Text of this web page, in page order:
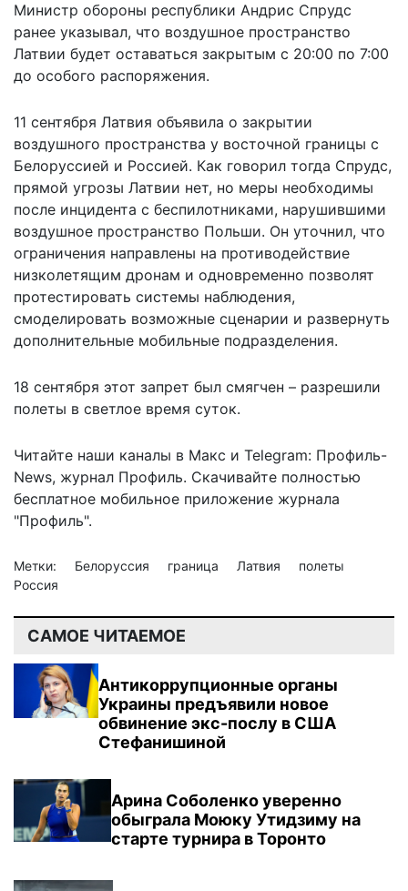
Министр обороны республики Андрис Спрудс
ранее указывал, что воздушное пространство
Латвии будет оставаться закрытым с 20:00 по 7:00
до особого распоряжения.
11 сентября Латвия объявила о закрытии
воздушного пространства у восточной границы с
Белоруссией и Россией. Как говорил тогда Спрудс,
прямой угрозы Латвии нет, но меры необходимы
после инцидента с беспилотниками, нарушившими
воздушное пространство Польши. Он уточнил, что
ограничения направлены на противодействие
низколетящим дронам и одновременно позволят
протестировать системы наблюдения,
смоделировать возможные сценарии и развернуть
дополнительные мобильные подразделения.
18 сентября этот запрет был смягчен – разрешили
полеты в светлое время суток.
Читайте наши каналы в Макс и Telegram: Профиль-
News, журнал Профиль. Скачивайте полностью
бесплатное мобильное приложение журнала
"Профиль".
Метки: Белоруссия граница Латвия
полеты
Россия
САМОЕ ЧИТАЕМОЕ
Антикоррупционные органы
Украины предъявили новое
обвинение экс-послу в США
Стефанишиной
Арина Соболенко уверенно
обыграла Моюку Утидзиму на
старте турнира в Торонто